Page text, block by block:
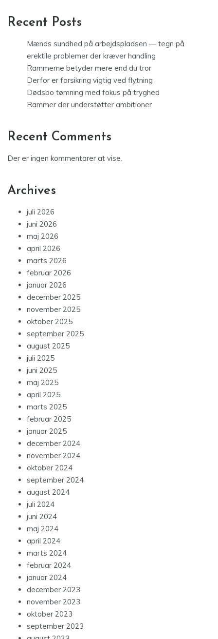
Recent Posts
Mænds sundhed på arbejdspladsen — tegn på
erektile problemer der kræver handling
Rammerne betyder mere end du tror
Derfor er forsikring vigtig ved flytning
Dødsbo tømning med fokus på tryghed
Rammer der understøtter ambitioner
Recent Comments
Der er ingen kommentarer at vise.
Archives
juli 2026
juni 2026
maj 2026
april 2026
marts 2026
februar 2026
januar 2026
december 2025
november 2025
oktober 2025
september 2025
august 2025
juli 2025
juni 2025
maj 2025
april 2025
marts 2025
februar 2025
januar 2025
december 2024
november 2024
oktober 2024
september 2024
august 2024
juli 2024
juni 2024
maj 2024
april 2024
marts 2024
februar 2024
januar 2024
december 2023
november 2023
oktober 2023
september 2023